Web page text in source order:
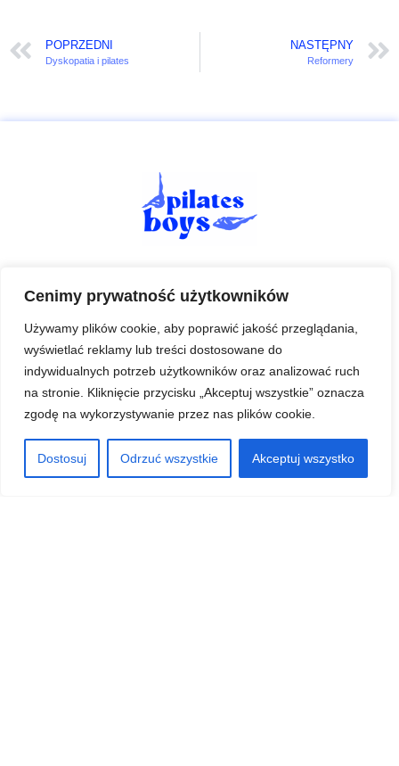
Cenimy prywatność użytkowników
Używamy plików cookie, aby poprawić jakość przeglądania,
wyświetlać reklamy lub treści dostosowane do
indywidualnych potrzeb użytkowników oraz analizować ruch
na stronie. Kliknięcie przycisku „Akceptuj wszystkie” oznacza
zgodę na wykorzystywanie przez nas plików cookie.
Dostosuj Odrzuć wszystkie Akceptuj wszystko
POPRZEDNI
Dyskopatia i pilates
NASTĘPNY
Reformery
Adres studia
Jeżyce: Dąbrowskiego 27, Poznań
Polanka:Katowicka 35, Poznań
Słownik: Pilates od A do Z